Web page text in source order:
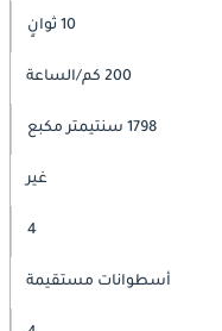
10 ثوانٍ
200 كم/الساعة
1798 سنتيمتر مكبع
غير
4
أسطوانات مستقيمة